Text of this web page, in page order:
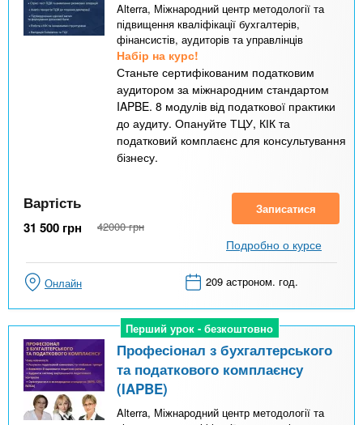
Alterra, Міжнародний центр методології та
підвищення кваліфікації бухгалтерів,
фінансистів, аудиторів та управлінців
Набір на курс!
Станьте сертифікованим податковим
аудитором за міжнародним стандартом
IAPBE. 8 модулів від податкової практики
до аудиту. Опануйте ТЦУ, КІК та
податковий комплаєнс для консультування
бізнесу.
Вартість
31 500 грн 42000 грн
Записатися
Подробно о курсе
Онлайн 209 астроном. год.
Перший урок - безкоштовно
Перший урок - безкоштовно
Професіонал з бухгалтерського
та податкового комплаєнсу
(IAPBE)
Alterra, Міжнародний центр методології та